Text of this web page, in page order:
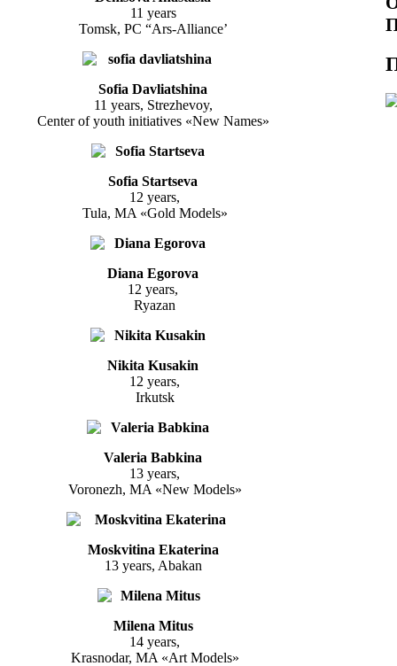
11 years
Tomsk, PC “Ars-Alliance’
Sofia Davliatshina
11 years, Strezhevoy,
Center of youth initiatives «New Names»
Sofia Startseva
12 years,
Tula, MA «Gold Models»
Diana Egorova
12 years,
Ryazan
Nikita Kusakin
12 years,
Irkutsk
Valeria Babkina
13 years,
Voronezh, MA «New Models»
Moskvitina Ekaterina
13 years, Abakan
Milena Mitus
14 years,
Krasnodar, MA «Art Models»